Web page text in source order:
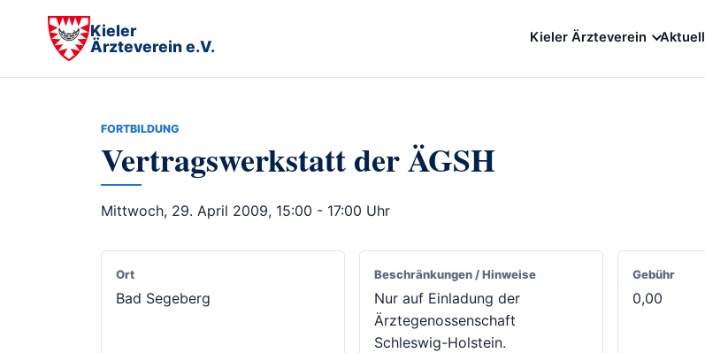
Kieler
Ärzteverein e.V.
Kieler Ärzteverein Aktuell
FORTBILDUNG
Vertragswerkstatt der ÄGSH
Mittwoch, 29. April 2009, 15:00 - 17:00 Uhr
Ort
Bad Segeberg
Beschränkungen / Hinweise
Nur auf Einladung der
Ärztegenossenschaft
Schleswig-Holstein.
Gebühr
0,00